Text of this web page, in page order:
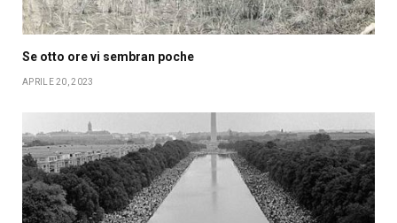
Se otto ore vi sembran poche
APRILE 20, 2023